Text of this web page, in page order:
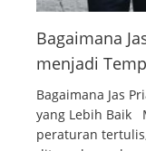
Bagaimana
menjadi
Bagaimana Jas
yang Lebih Baik
peraturan